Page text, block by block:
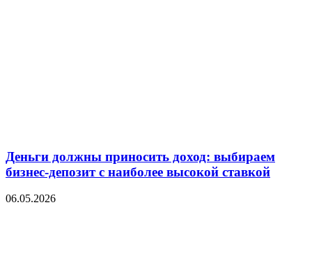
Деньги должны приносить доход: выбираем
бизнес-депозит с наиболее высокой ставкой
06.05.2026